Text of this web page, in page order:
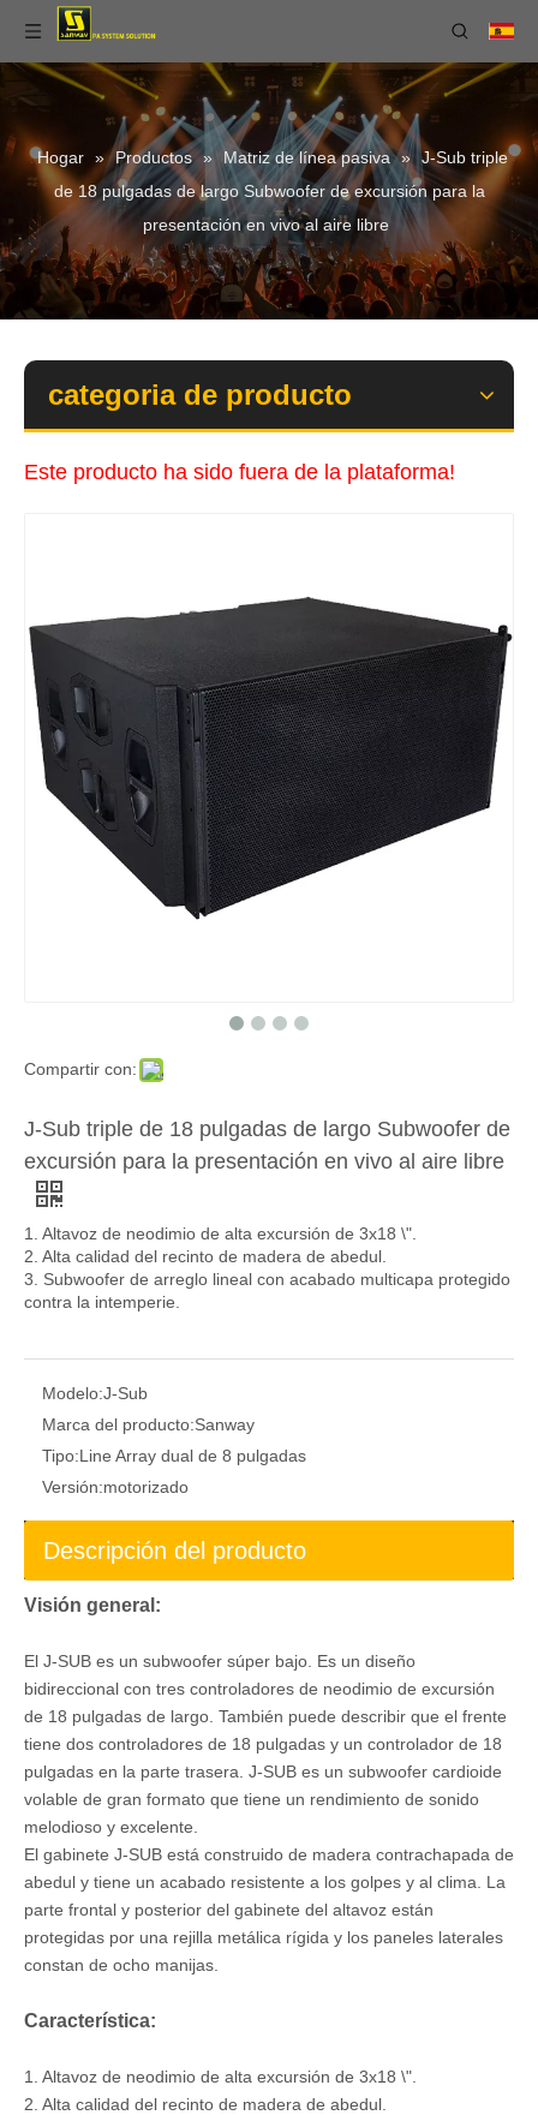
Hogar » Productos » Matriz de línea pasiva » J-Sub triple
de 18 pulgadas de largo Subwoofer de excursión para la
presentación en vivo al aire libre
categoria de producto
Este producto ha sido fuera de la plataforma!
Compartir con:
J-Sub triple de 18 pulgadas de largo Subwoofer de
excursión para la presentación en vivo al aire libre
1. Altavoz de neodimio de alta excursión de 3x18 \".
2. Alta calidad del recinto de madera de abedul.
3. Subwoofer de arreglo lineal con acabado multicapa protegido
contra la intemperie.
Modelo:J-Sub
Marca del producto:Sanway
Tipo:Line Array dual de 8 pulgadas
Versión:motorizado
Descripción del producto
Visión general:
El J-SUB es un subwoofer súper bajo. Es un diseño
bidireccional con tres controladores de neodimio de excursión
de 18 pulgadas de largo. También puede describir que el frente
tiene dos controladores de 18 pulgadas y un controlador de 18
pulgadas en la parte trasera. J-SUB es un subwoofer cardioide
volable de gran formato que tiene un rendimiento de sonido
melodioso y excelente.
El gabinete J-SUB está construido de madera contrachapada de
abedul y tiene un acabado resistente a los golpes y al clima. La
parte frontal y posterior del gabinete del altavoz están
protegidas por una rejilla metálica rígida y los paneles laterales
constan de ocho manijas.
Característica:
1. Altavoz de neodimio de alta excursión de 3x18 \".
2. Alta calidad del recinto de madera de abedul.